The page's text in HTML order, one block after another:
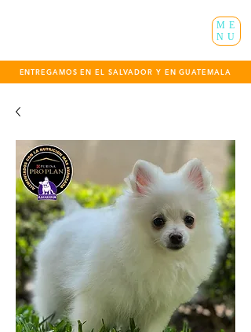
ENTREGAMOS EN EL SALVADOR Y EN GUATEMALA
ME
NU